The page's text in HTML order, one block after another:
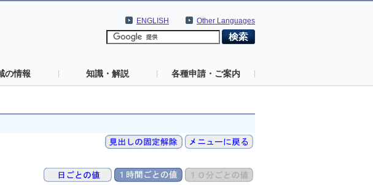
Other Languages
ENGLISH
の情報 知識・解説 各種申請・ご案内